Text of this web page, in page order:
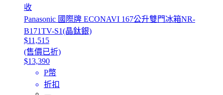
收
Panasonic 國際牌 ECONAVI 167公升雙門冰箱NR-
B171TV-S1(晶鈦銀)
$11,515
(售價已折)
$13,390
P幣
折扣